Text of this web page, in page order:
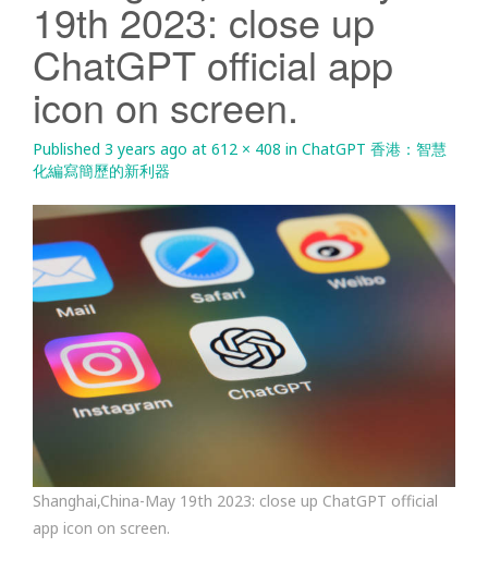
19th 2023: close up
ChatGPT official app
icon on screen.
Published 3 years ago at 612 × 408 in ChatGPT 香港：智慧
化編寫簡歷的新利器
Shanghai,China-May 19th 2023: close up ChatGPT official
app icon on screen.